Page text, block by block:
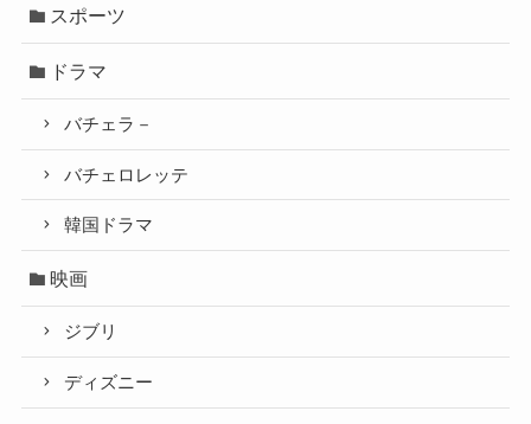
スポーツ
ドラマ
バチェラ－
バチェロレッテ
韓国ドラマ
映画
ジブリ
ディズニー